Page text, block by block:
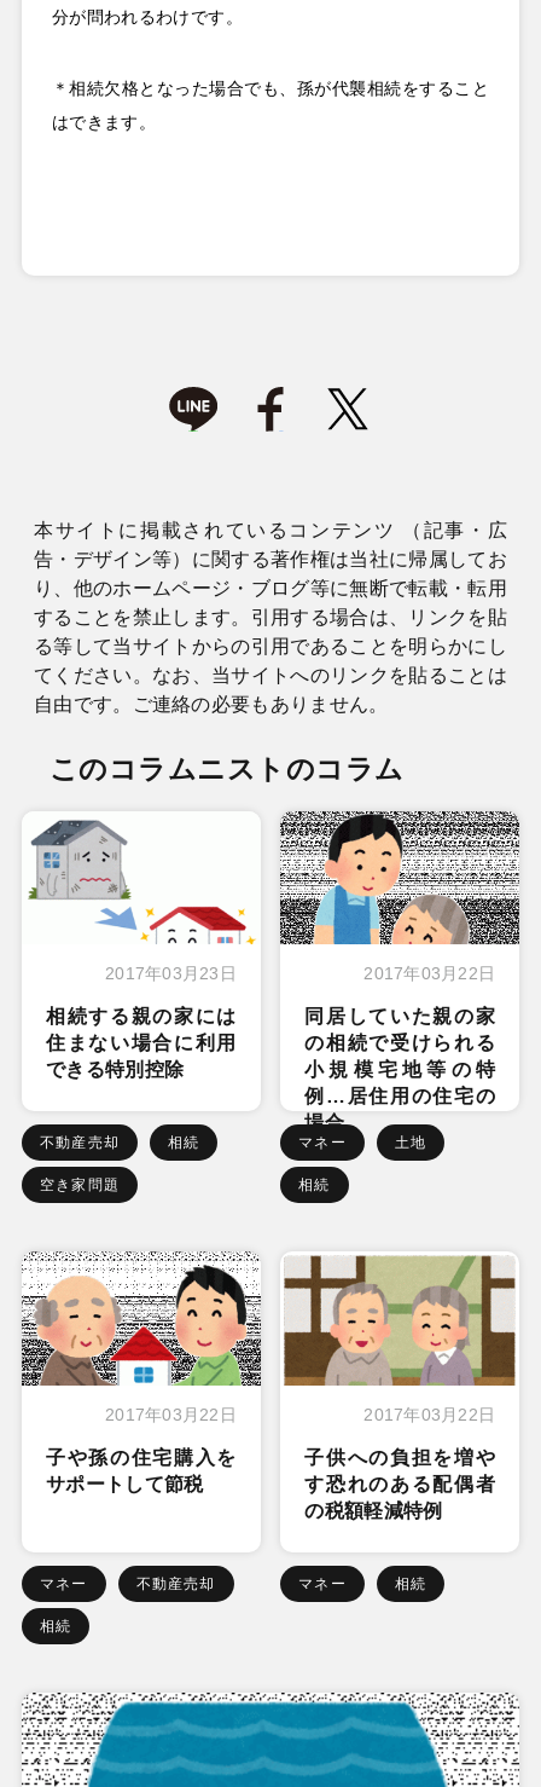
分が問われるわけです。
＊相続欠格となった場合でも、孫が代襲相続をすること
はできます。
本サイトに掲載されているコンテンツ （記事・広
告・デザイン等）に関する著作権は当社に帰属してお
り、他のホームページ・ブログ等に無断で転載・転用
することを禁止します。引用する場合は、リンクを貼
る等して当サイトからの引用であることを明らかにし
てください。なお、当サイトへのリンクを貼ることは
自由です。ご連絡の必要もありません。
このコラムニストのコラム
2017年03月23日
相続する親の家には
住まない場合に利用
できる特別控除
不動産売却 相続
空き家問題
2017年03月22日
同居していた親の家
の相続で受けられる
小規模宅地等の特
例…居住用の住宅の
場合
マネー 土地
相続
2017年03月22日
子や孫の住宅購入を
サポートして節税
マネー 不動産売却
相続
2017年03月22日
子供への負担を増や
す恐れのある配偶者
の税額軽減特例
マネー 相続